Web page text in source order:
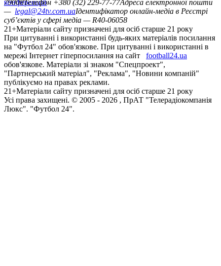
конференцій
79008Телефон +380 (32) 229-77-77Адреса електронної пошти
— legal@24tv.com.uaІдентифікатор онлайн-медіа в Реєстрі
суб’єктів у сфері медіа — R40-06058
21+Матеріали сайту призначені для осіб старше 21 року
При цитуванні і використанні будь-яких матеріалів посилання
на "Футбол 24" обов'язкове. При цитуванні і використанні в
мережі Інтернет гіперпосилання на сайт
football24.ua
обов'язкове. Матеріали зі знаком "Спецпроект",
"Партнерський матеріал", "Реклама", "Новини компаній"
публікуємо на правах реклами.
21+Матеріали сайту призначені для осіб старше 21 року
Усi права захищенi. © 2005 - 2026 , ПрАТ "Телерадіокомпанія
Люкс". "Футбол 24".